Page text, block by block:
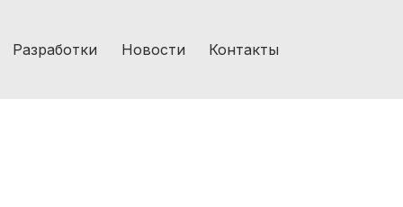
Разработки Новости Контакты